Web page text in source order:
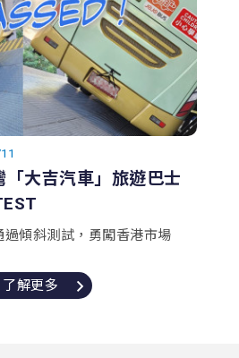
「大吉汽車」旅遊巴士
傾斜測試，勇闖香港市場
了解更多